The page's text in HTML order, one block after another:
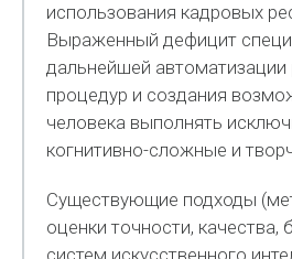
использования кадровых
Выраженный дефицит
дальнейшей автоматизации
процедур и создания
человека выполнять
когнитивно-сложные и
Существующие подходы
оценки точности, качества,
систем искусственного